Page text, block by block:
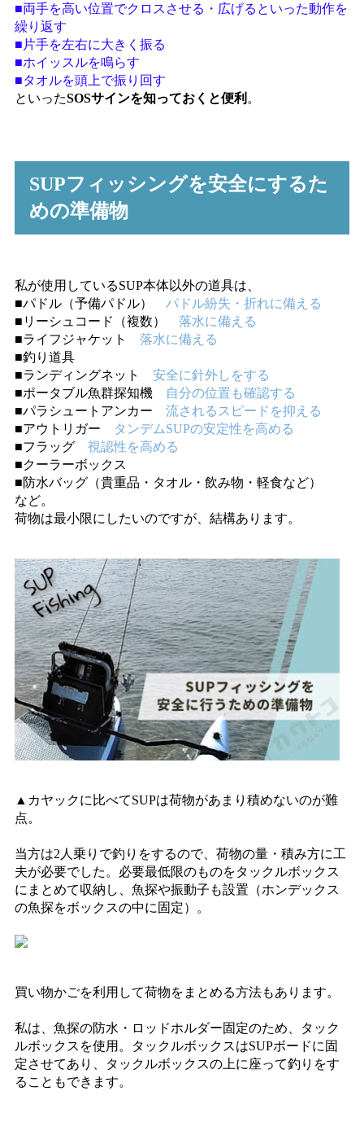
■両手を高い位置でクロスさせる・広げるといった動作を
繰り返す
■片手を左右に大きく振る
■ホイッスルを鳴らす
■タオルを頭上で振り回す
といったSOSサインを知っておくと便利 。
SUPフィッシングを安全にするた
めの準備物
私が使用しているSUP本体以外の道具は、
■パドル（予備パドル） パドル紛失・折れに備える
■リーシュコード（複数） 落水に備える
■ライフジャケット 落水に備える
■釣り道具
■ランディングネット 安全に針外しをする
■ポータブル魚群探知機
自分の位置も確認する
■パラシュートアンカー 流されるスピードを抑える
■アウトリガー
タンデムSUPの安定性を高める
■フラッグ 視認性を高める
■クーラーボックス
■防水バッグ（貴重品・タオル・飲み物・軽食など）
など。
荷物は最小限にしたいのですが、結構あります。
▲カヤックに比べてSUPは荷物があまり積めないのが難
点。
当方は2人乗りで釣りをするので、荷物の量・積み方に工
夫が必要でした。必要最低限のものをタックルボックス
にまとめて収納し、魚探や振動子も設置（ホンデックス
の魚探をボックスの中に固定）。
買い物かごを利用して荷物をまとめる方法もあります。
私は、魚探の防水・ロッドホルダー固定のため、タック
ルボックスを使用。タックルボックスはSUPボードに固
定させてあり、タックルボックスの上に座って釣りをす
ることもできます。